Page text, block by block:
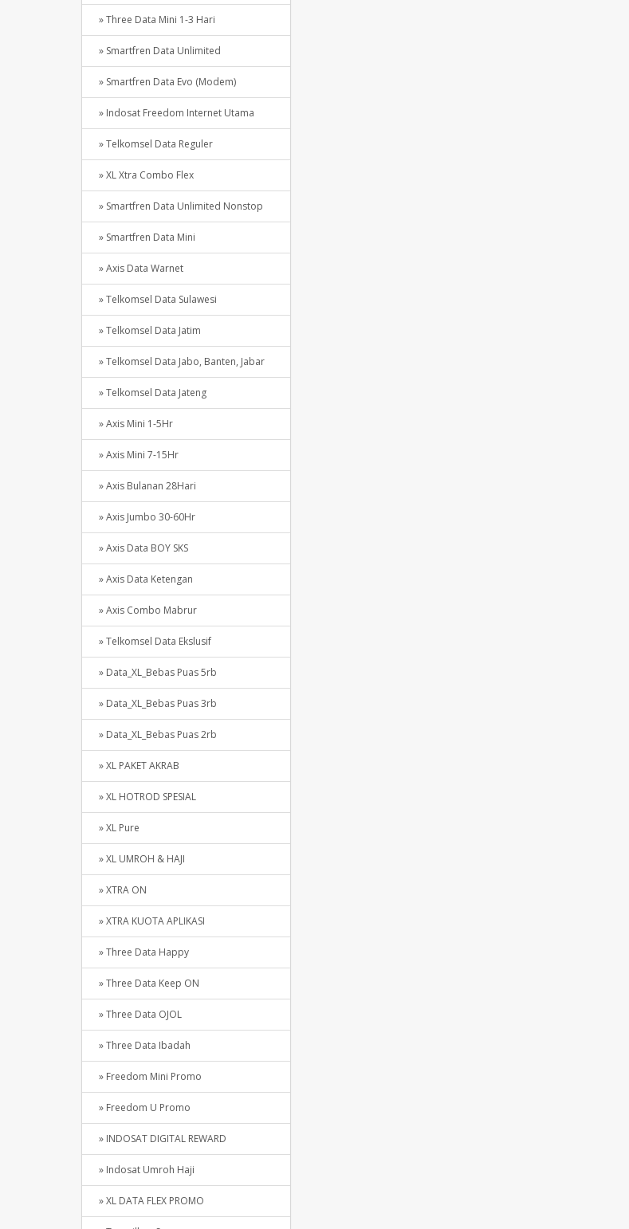
» Three Data Mini 1-3 Hari
» Smartfren Data Unlimited
» Smartfren Data Evo (Modem)
» Indosat Freedom Internet Utama
» Telkomsel Data Reguler
» XL Xtra Combo Flex
» Smartfren Data Unlimited Nonstop
» Smartfren Data Mini
» Axis Data Warnet
» Telkomsel Data Sulawesi
» Telkomsel Data Jatim
» Telkomsel Data Jabo, Banten, Jabar
» Telkomsel Data Jateng
» Axis Mini 1-5Hr
» Axis Mini 7-15Hr
» Axis Bulanan 28Hari
» Axis Jumbo 30-60Hr
» Axis Data BOY SKS
» Axis Data Ketengan
» Axis Combo Mabrur
» Telkomsel Data Ekslusif
» Data_XL_Bebas Puas 5rb
» Data_XL_Bebas Puas 3rb
» Data_XL_Bebas Puas 2rb
» XL PAKET AKRAB
» XL HOTROD SPESIAL
» XL Pure
» XL UMROH & HAJI
» XTRA ON
» XTRA KUOTA APLIKASI
» Three Data Happy
» Three Data Keep ON
» Three Data OJOL
» Three Data Ibadah
» Freedom Mini Promo
» Freedom U Promo
» INDOSAT DIGITAL REWARD
» Indosat Umroh Haji
» XL DATA FLEX PROMO